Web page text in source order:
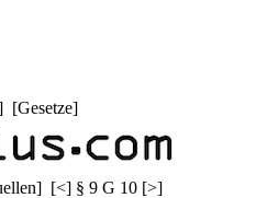
[Gesetze]
] [<] § 9 G 10 [>]